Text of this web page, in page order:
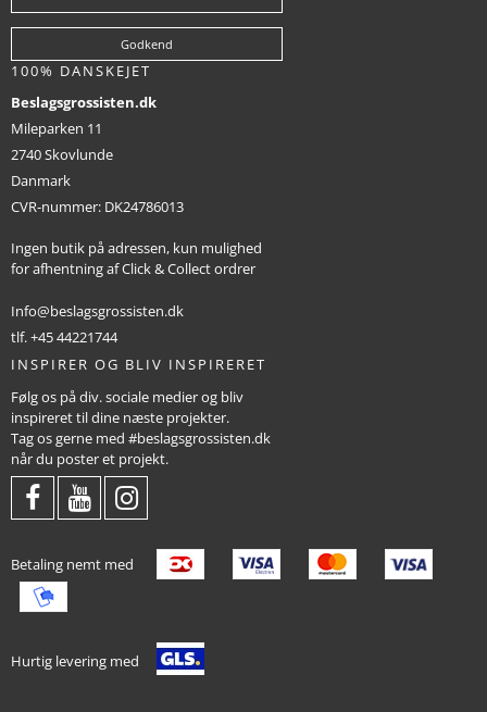
Godkend
100% DANSKEJET
Beslagsgrossisten.dk
Mileparken 11
2740 Skovlunde
Danmark
CVR-nummer: DK24786013
Ingen butik på adressen, kun mulighed
for afhentning af Click & Collect ordrer
Info@beslagsgrossisten.dk
tlf. +45 44221744
INSPIRER OG BLIV INSPIRERET
Følg os på div. sociale medier og bliv
inspireret til dine næste projekter.
Tag os gerne med #beslagsgrossisten.dk
når du poster et projekt.
Betaling nemt med
Hurtig levering med